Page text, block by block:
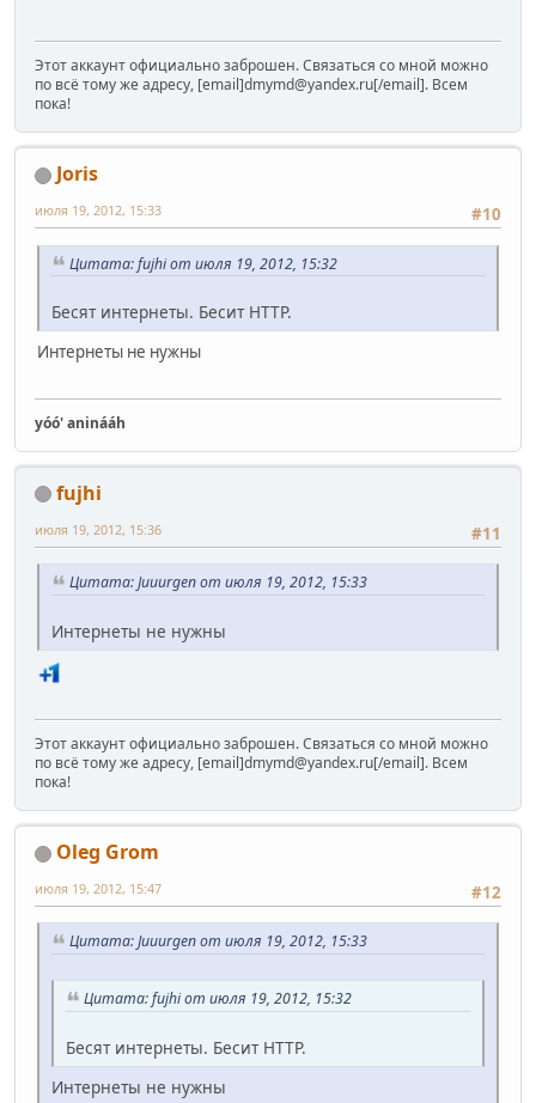
Этот аккаунт официально заброшен. Связаться со мной можно
по всё тому же адресу, [email]dmymd@yandex.ru[/email]. Всем
пока!
Joris
#10
июля 19, 2012, 15:33
Цитата: fujhi от июля 19, 2012, 15:32
Бесят интернеты. Бесит HTTP.
Интернеты не нужны
yóó' aninááh
fujhi
#11
июля 19, 2012, 15:36
Цитата: Juuurgen от июля 19, 2012, 15:33
Интернеты не нужны
Этот аккаунт официально заброшен. Связаться со мной можно
по всё тому же адресу, [email]dmymd@yandex.ru[/email]. Всем
пока!
Oleg Grom
#12
июля 19, 2012, 15:47
Цитата: Juuurgen от июля 19, 2012, 15:33
Цитата: fujhi от июля 19, 2012, 15:32
Бесят интернеты. Бесит HTTP.
Интернеты не нужны